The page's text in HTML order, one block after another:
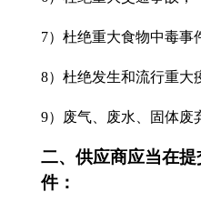
7）杜绝重大食物中毒事
8）杜绝发生和流行重大
9）废气、废水、固体废
二、供应商应当在
件：